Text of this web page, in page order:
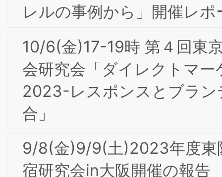
【会員限定】2020年12月 第5回東京専
部会委員会 「フードテックの社会実装
向けた味覚・嗅覚・食感イノベーション
による食サービスの創出、嗜好の数値
化・可視化を切り口とした食品業界の改
革とブランディングへの貢献・可能性」
㈱味香り戦略研究所 小柳道啓 氏
ーラム・一般社団法人大阪能率協会
「OMA秋季特別セミ ナー」開催レポー
ト